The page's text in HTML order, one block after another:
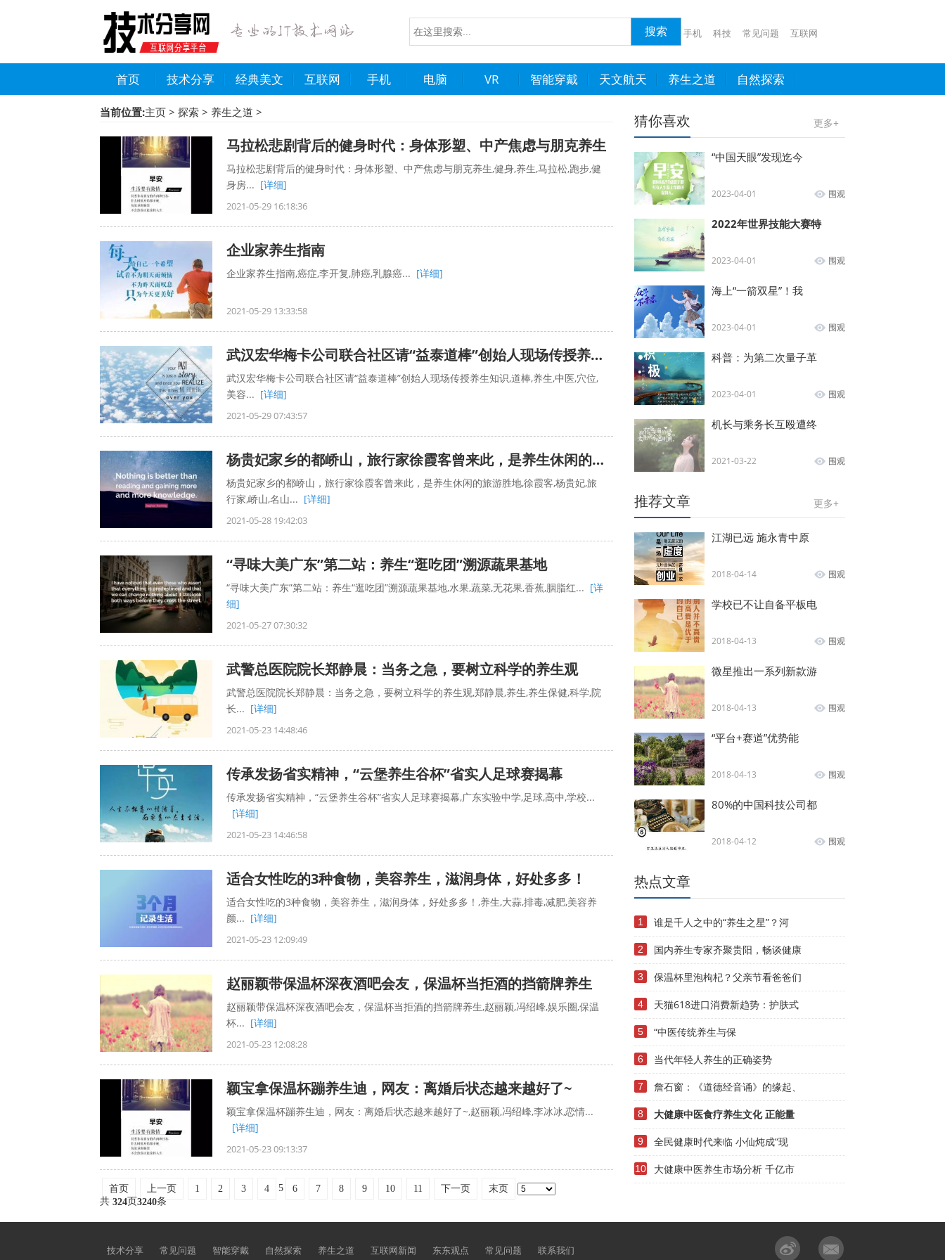
手机 科技 常见问题 互联网
首页 技术分享 经典美文 互联网 手机 电脑 VR 智能穿戴 天文航天 养生之道 自然探索
当前位置:主页 > 探索 > 养生之道 >
马拉松悲剧背后的健身时代：身体形塑、中产焦虑与朋克养生
马拉松悲剧背后的健身时代：身体形塑、中产焦虑与朋克养生,健身,养生,马拉松,跑步,健
身房... [详细]
2021-05-29 16:18:36
企业家养生指南
企业家养生指南,癌症,李开复,肺癌,乳腺癌... [详细]
2021-05-29 13:33:58
武汉宏华梅卡公司联合社区请“益泰道棒”创始人现场传授养生知识
武汉宏华梅卡公司联合社区请“益泰道棒”创始人现场传授养生知识,道棒,养生,中医,穴位,
美容... [详细]
2021-05-29 07:43:57
杨贵妃家乡的都峤山，旅行家徐霞客曾来此，是养生休闲的旅游胜地
杨贵妃家乡的都峤山，旅行家徐霞客曾来此，是养生休闲的旅游胜地,徐霞客,杨贵妃,旅
行家,峤山,名山... [详细]
2021-05-28 19:42:03
“寻味大美广东”第二站：养生“逛吃团”溯源蔬果基地
“寻味大美广东”第二站：养生“逛吃团”溯源蔬果基地,水果,蔬菜,无花果,香蕉,胭脂红... [详
细]
2021-05-27 07:30:32
武警总医院院长郑静晨：当务之急，要树立科学的养生观
武警总医院院长郑静晨：当务之急，要树立科学的养生观,郑静晨,养生,养生保健,科学,院
长... [详细]
2021-05-23 14:48:46
传承发扬省实精神，“云堡养生谷杯”省实人足球赛揭幕
传承发扬省实精神，“云堡养生谷杯”省实人足球赛揭幕,广东实验中学,足球,高中,学校...
[详细]
2021-05-23 14:46:58
适合女性吃的3种食物，美容养生，滋润身体，好处多多！
适合女性吃的3种食物，美容养生，滋润身体，好处多多！,养生,大蒜,排毒,减肥,美容养
颜... [详细]
2021-05-23 12:09:49
赵丽颖带保温杯深夜酒吧会友，保温杯当拒酒的挡箭牌养生
赵丽颖带保温杯深夜酒吧会友，保温杯当拒酒的挡箭牌养生,赵丽颖,冯绍峰,娱乐圈,保温
杯... [详细]
2021-05-23 12:08:28
颖宝拿保温杯蹦养生迪，网友：离婚后状态越来越好了~
颖宝拿保温杯蹦养生迪，网友：离婚后状态越来越好了~,赵丽颖,冯绍峰,李冰冰,恋情...
[详细]
2021-05-23 09:13:37
首页 上一页 1 2 3 4 5 6 7 8 9 10 11 下一页
末页
共 324页3240条
猜你喜欢 更多+
“中国天眼”发现迄今
围观
2023-04-01
2022年世界技能大赛特
围观
2023-04-01
海上“一箭双星”！我
围观
2023-04-01
科普：为第二次量子革
围观
2023-04-01
机长与乘务长互殴遭终
围观
2021-03-22
推荐文章 更多+
江湖已远 施永青中原
围观
2018-04-14
学校已不让自备平板电
围观
2018-04-13
微星推出一系列新款游
围观
2018-04-13
“平台+赛道”优势能
围观
2018-04-13
80%的中国科技公司都
围观
2018-04-12
热点文章
1 谁是千人之中的“养生之星”？河
2 国内养生专家齐聚贵阳，畅谈健康
3 保温杯里泡枸杞？父亲节看爸爸们
4 天猫618进口消费新趋势：护肤式
5 “中医传统养生与保
6 当代年轻人养生的正确姿势
7 詹石窗：《道德经音诵》的缘起、
8 大健康中医食疗养生文化 正能量
9 全民健康时代来临 小仙炖成“现
10 大健康中医养生市场分析 千亿市
技术分享 常见问题 智能穿戴 自然探索 养生之道 互联网新闻 东东观点 常见问题 联系我们